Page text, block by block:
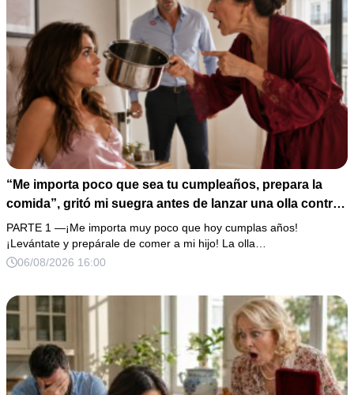
“Me importa poco que sea tu cumpleaños, prepara la
comida”, gritó mi suegra antes de lanzar una olla contra
mi cama. Mi esposo regresó horas después oliendo al
perfume de su amante, seguro de que yo lo perdonaría.
Pero yo ya tenía 3 copias de los estados de cuenta y una
PARTE 1 —¡Me importa muy poco que hoy cumplas años!
¡Levántate y prepárale de comer a mi hijo! La olla…
06/08/2026 16:00